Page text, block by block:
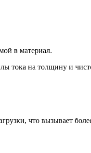
в материал.
что вызывает